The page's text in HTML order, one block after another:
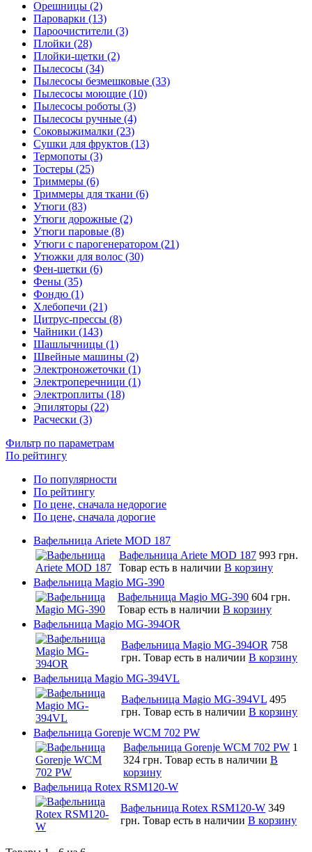
Орешницы (2)
Пароварки (13)
Пароочистители (3)
Плойки (28)
Плойки-щетки (2)
Пылесосы (34)
Пылесосы безмешковые (33)
Пылесосы моющие (10)
Пылесосы роботы (3)
Пылесосы ручные (4)
Соковыжималки (23)
Сушки для фруктов (13)
Термопоты (3)
Тостеры (25)
Триммеры (6)
Триммеры для ткани (6)
Утюги (83)
Утюги дорожные (2)
Утюги паровые (8)
Утюги с парогенератором (21)
Утюжки для волос (30)
Фен-щетки (6)
Фены (35)
Фондю (1)
Хлебопечи (21)
Цитрус-прессы (8)
Чайники (143)
Шашлычницы (1)
Швейные машины (2)
Электроножеточки (1)
Электроперечници (1)
Электроплиты (18)
Эпиляторы (22)
Расчески (3)
Фильтр по параметрам
По рейтингу
По популярности
По рейтингу
По цене, сначала недорогие
По цене, сначала дорогие
Вафельница Ariete MOD 187
Вафельница Ariete MOD 187 993 грн.
Товар есть в наличии В корзину
Вафельница Magio MG-390
Вафельница Magio MG-390 604 грн.
Товар есть в наличии В корзину
Вафельница Magio MG-394OR
Вафельница Magio MG-394OR 758
грн. Товар есть в наличии В корзину
Вафельница Magio MG-394VL
Вафельница Magio MG-394VL 495
грн. Товар есть в наличии В корзину
Вафельница Gorenje WCM 702 PW
Вафельница Gorenje WCM 702 PW 1
324 грн. Товар есть в наличии В
корзину
Вафельница Rotex RSM120-W
Вафельница Rotex RSM120-W 349
грн. Товар есть в наличии В корзину